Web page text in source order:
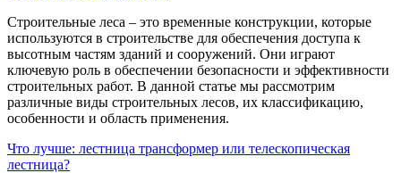
Строительные леса – это временные конструкции, которые
используются в строительстве для обеспечения доступа к
высотным частям зданий и сооружений. Они играют
ключевую роль в обеспечении безопасности и эффективности
строительных работ. В данной статье мы рассмотрим
различные виды строительных лесов, их классификацию,
особенности и область применения.
Что лучше: лестница трансформер или телескопическая
лестница?